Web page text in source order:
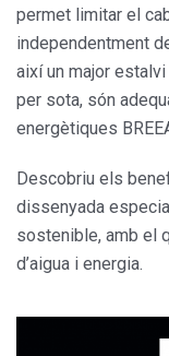
permet limitar el
independentment
així un major
per sota, són
energètiques
Descobriu els
dissenyada
sostenible, amb el
d’aigua i energia.